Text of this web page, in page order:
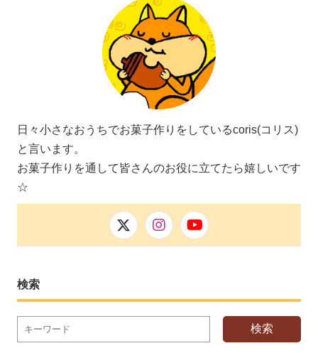
日々小さなおうちでお菓子作りをしているcoris(コリス)
と言います。
お菓子作りを通して皆さんのお役に立てたら嬉しいです
☆
検索
検索